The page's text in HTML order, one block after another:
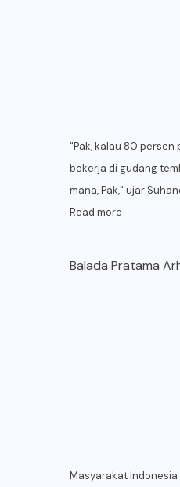
"Pak, kalau 80 persen
bekerja di gudang
mana, Pak," ujar
Read more
Balada Pratama
Masyarakat